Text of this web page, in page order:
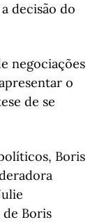
decisão do
negociações
o
de se
Boris
de Boris